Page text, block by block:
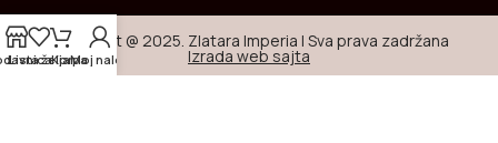
Copyright @ 2025. Zlatara Imperia | Sva prava zadržana
Izrada web sajta
Lista željaKorpaMoj nalog